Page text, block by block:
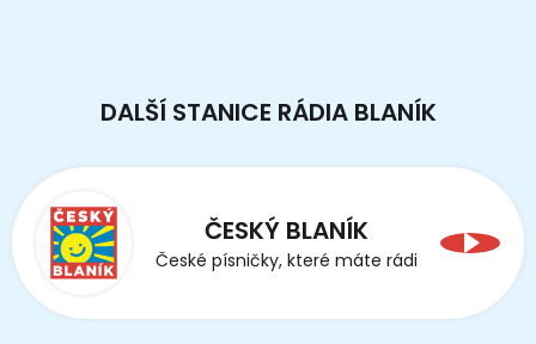
DALŠÍ STANICE RÁDIA BLANÍK
ČESKÝ BLANÍK
České písničky, které máte rádi